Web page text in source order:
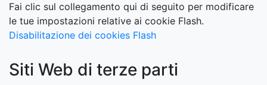
Fai clic sul collegamento qui di seguito per modificare
le tue impostazioni relative ai cookie Flash.
Disabilitazione dei cookies Flash
Siti Web di terze parti